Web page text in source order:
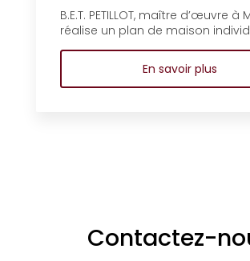
B.E.T. PETILLOT, maître d’œuvre à
réalise un plan de maison
En savoir plus
Contactez-